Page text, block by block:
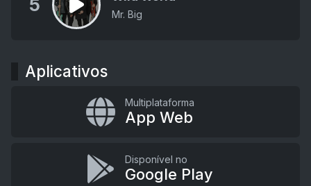
5 Mr. Big
Aplicativos
Multiplataforma
App Web
Disponível no
Google Play